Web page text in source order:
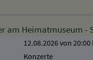
am Heimatmuseum -
12.08.2026 von 20:00
Konzerte